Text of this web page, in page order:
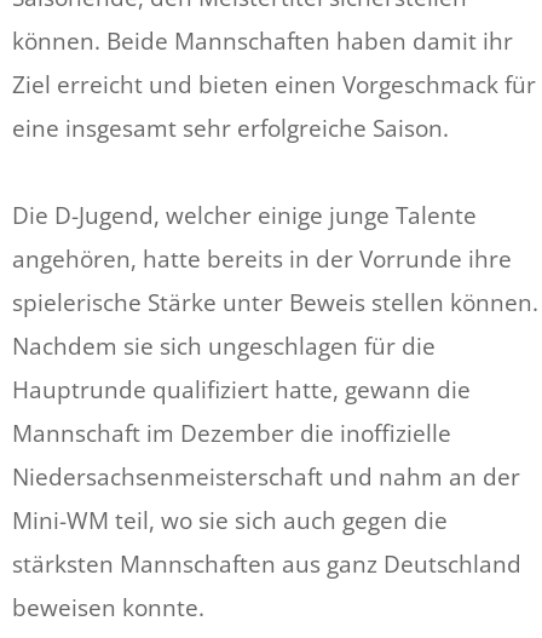
können. Beide Mannschaften haben damit ihr
Ziel erreicht und bieten einen Vorgeschmack für
eine insgesamt sehr erfolgreiche Saison.
Die D-Jugend, welcher einige junge Talente
angehören, hatte bereits in der Vorrunde ihre
spielerische Stärke unter Beweis stellen können.
Nachdem sie sich ungeschlagen für die
Hauptrunde qualifiziert hatte, gewann die
Mannschaft im Dezember die inoffizielle
Niedersachsenmeisterschaft und nahm an der
Mini-WM teil, wo sie sich auch gegen die
stärksten Mannschaften aus ganz Deutschland
beweisen konnte.